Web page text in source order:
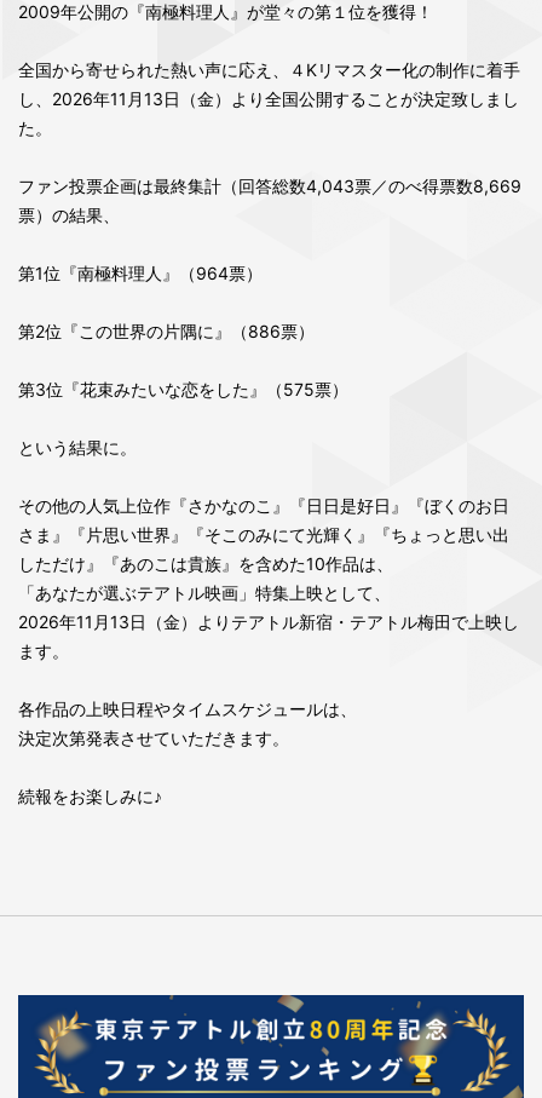
2009年公開の『南極料理人』が堂々の第１位を獲得！
全国から寄せられた熱い声に応え、４Kリマスター化の制作に着手
し、2026年11⽉13⽇（⾦）より全国公開することが決定致しまし
た。
ファン投票企画は最終集計（回答総数4,043票／のべ得票数8,669
票）の結果、
第1位『南極料理人』（964票）
第2位『この世界の片隅に』（886票）
第3位『花束みたいな恋をした』（575票）
という結果に。
その他の人気上位作『さかなのこ』『日日是好日』『ぼくのお日
さま』『片思い世界』『そこのみにて光輝く』『ちょっと思い出
しただけ』『あのこは貴族』を含めた10作品は、
「あなたが選ぶテアトル映画」特集上映として、
2026年11月13日（金）よりテアトル新宿・テアトル梅田で上映し
ます。
各作品の上映日程やタイムスケジュールは、
決定次第発表させていただきます。
続報をお楽しみに♪